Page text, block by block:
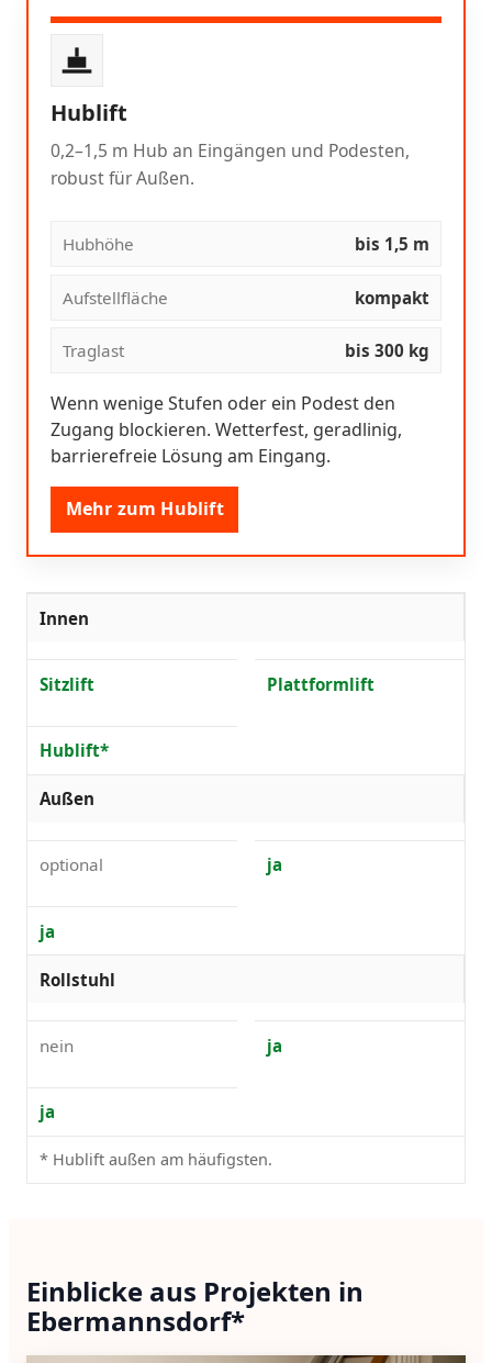
Hublift
0,2–1,5 m Hub an Eingängen und Podesten,
robust für Außen.
Hubhöhe bis 1,5 m
Aufstellfläche kompakt
Traglast bis 300 kg
Wenn wenige Stufen oder ein Podest den
Zugang blockieren. Wetterfest, geradlinig,
barrierefreie Lösung am Eingang.
Mehr zum Hublift
Innen
Sitzlift Plattformlift
Hublift*
Außen
optional ja
ja
Rollstuhl
nein ja
ja
* Hublift außen am häufigsten.
Einblicke aus Projekten in
Ebermannsdorf*